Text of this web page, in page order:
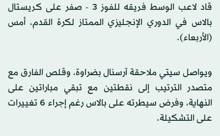
قاد لاعب الوسط فريقه للفوز 3 - صفر على كريستال
بالاس في الدوري الإنجليزي الممتاز لكرة القدم، أمس
(الأربعاء).
ويواصل سيتي ملاحقة آرسنال بضراوة، وقلص الفارق مع
متصدر الترتيب إلى نقطتين مع تبقي مباراتين على
النهاية، وفرض سيطرته على بالاس رغم إجراء 6 تغييرات
على التشكيلة.